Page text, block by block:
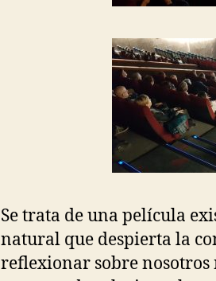
Se trata de una película
natural que despierta la
reflexionar sobre